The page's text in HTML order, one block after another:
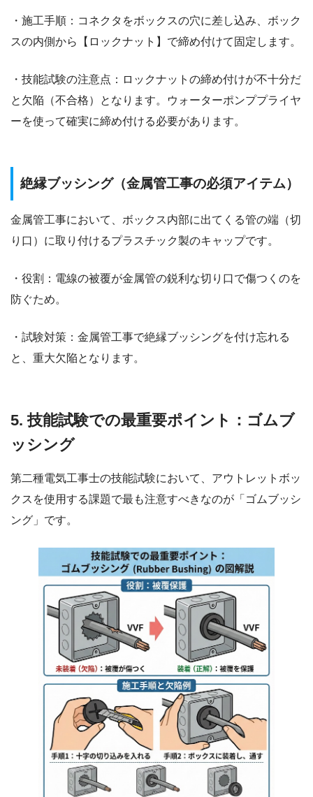
・施工手順：コネクタをボックスの穴に差し込み、ボック
スの内側から【ロックナット】で締め付けて固定します。
・技能試験の注意点：ロックナットの締め付けが不十分だ
と欠陥（不合格）となります。ウォーターポンププライヤ
ーを使って確実に締め付ける必要があります。
絶縁ブッシング（金属管工事の必須アイテム）
金属管工事において、ボックス内部に出てくる管の端（切
り口）に取り付けるプラスチック製のキャップです。
・役割：電線の被覆が金属管の鋭利な切り口で傷つくのを
防ぐため。
・試験対策：金属管工事で絶縁ブッシングを付け忘れる
と、重大欠陥となります。
5. 技能試験での最重要ポイント：ゴムブ
ッシング
第二種電気工事士の技能試験において、アウトレットボッ
クスを使用する課題で最も注意すべきなのが「ゴムブッシ
ング」です。